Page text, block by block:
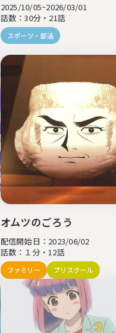
2025/10/05~2026/03/01
話数：30分・21話
スポーツ・部活
オムツのごろう
配信開始日：2023/06/02
話数：１分・12話
ファミリー プリスクール